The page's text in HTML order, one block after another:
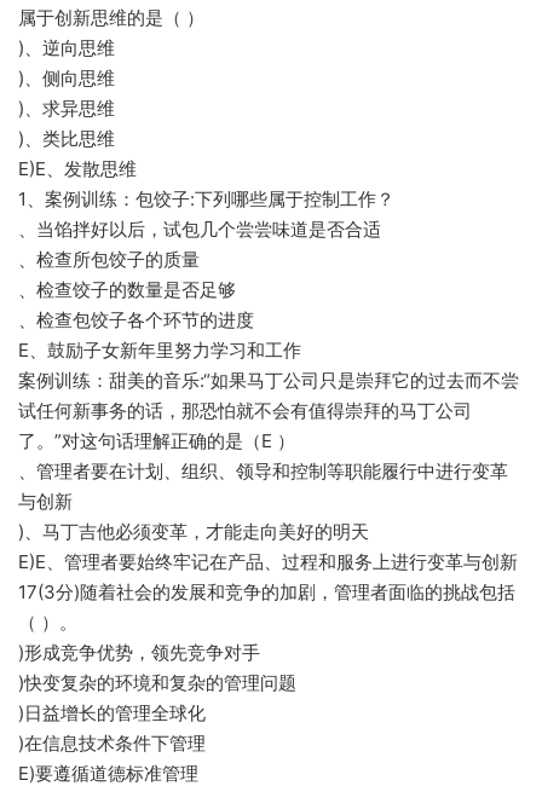
属于创新思维的是（ ）
)、逆向思维
)、侧向思维
)、求异思维
)、类比思维
E)E、发散思维
1、案例训练：包饺子:下列哪些属于控制工作？
、当馅拌好以后，试包几个尝尝味道是否合适
、检查所包饺子的质量
、检查饺子的数量是否足够
、检查包饺子各个环节的进度
E、鼓励子女新年里努力学习和工作
案例训练：甜美的音乐:“如果马丁公司只是崇拜它的过去而不尝
试任何新事务的话，那恐怕就不会有值得崇拜的马丁公司
了。”对这句话理解正确的是（E ）
、管理者要在计划、组织、领导和控制等职能履行中进行变革
与创新
)、马丁吉他必须变革，才能走向美好的明天
E)E、管理者要始终牢记在产品、过程和服务上进行变革与创新
17(3分)随着社会的发展和竞争的加剧，管理者面临的挑战包括
（ ）。
)形成竞争优势，领先竞争对手
)快变复杂的环境和复杂的管理问题
)日益增长的管理全球化
)在信息技术条件下管理
E)要遵循道德标准管理